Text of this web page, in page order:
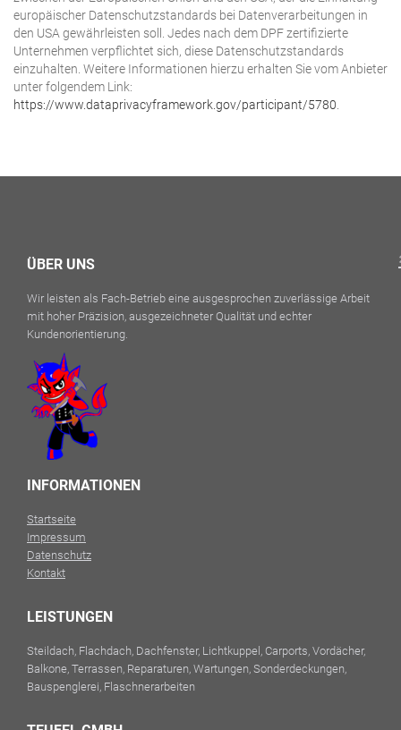
europäischer Datenschutzstandards bei Datenverarbeitungen in
den USA gewährleisten soll. Jedes nach dem DPF zertifizierte
Unternehmen verpflichtet sich, diese Datenschutzstandards
einzuhalten. Weitere Informationen hierzu erhalten Sie vom Anbieter
unter folgendem Link:
https://www.dataprivacyframework.gov/participant/5780
ÜBER UNS
Wir leisten als Fach-Betrieb eine ausgesprochen zuverlässige Arbeit
mit hoher Präzision, ausgezeichneter Qualität und echter
Kundenorientierung.
INFORMATIONEN
Startseite
Impressum
Datenschutz
Kontakt
LEISTUNGEN
Steildach, Flachdach, Dachfenster, Lichtkuppel, Carports, Vordächer,
Balkone, Terrassen, Reparaturen, Wartungen, Sonderdeckungen,
Bauspenglerei, Flaschnerarbeiten